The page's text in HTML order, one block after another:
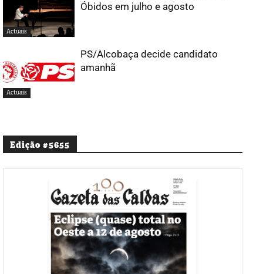
Actuais
Óbidos em julho e agosto
Actuais
PS/Alcobaça decide candidato
amanhã
Edição #5655